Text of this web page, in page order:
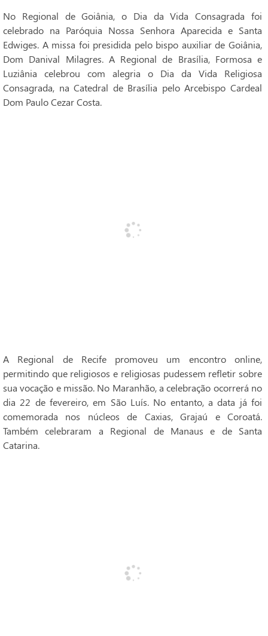
No Regional de Goiânia, o Dia da Vida Consagrada foi
celebrado na Paróquia Nossa Senhora Aparecida e Santa
Edwiges. A missa foi presidida pelo bispo auxiliar de Goiânia,
Dom Danival Milagres. A Regional de Brasília, Formosa e
Luziânia celebrou com alegria o Dia da Vida Religiosa
Consagrada, na Catedral de Brasília pelo Arcebispo Cardeal
Dom Paulo Cezar Costa.
A Regional de Recife promoveu um encontro online,
permitindo que religiosos e religiosas pudessem refletir sobre
sua vocação e missão. No Maranhão, a celebração ocorrerá no
dia 22 de fevereiro, em São Luís. No entanto, a data já foi
comemorada nos núcleos de Caxias, Grajaú e Coroatá.
Também celebraram a Regional de Manaus e de Santa
Catarina.